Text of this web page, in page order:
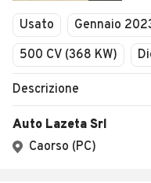
Usato Gennaio
500 CV (368 KW)
Descrizione
Auto Lazeta Srl
Caorso (PC)